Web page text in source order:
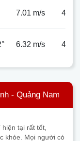
7.01 m/s 47%
6.32 m/s 46%
- Quảng Nam
tại rất tốt,
khỏe. Mọi người có